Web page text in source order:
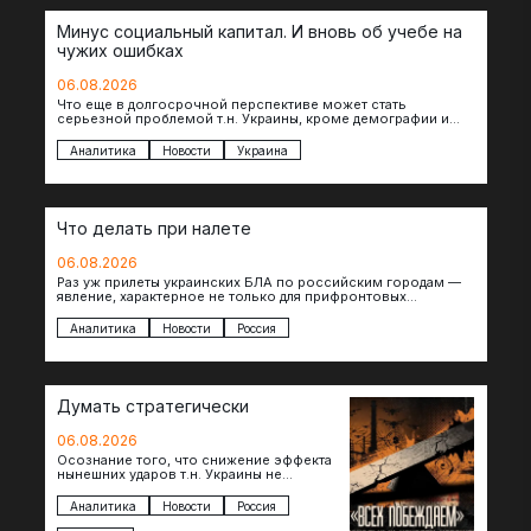
Минус социальный капитал. И вновь об учебе на
чужих ошибках
06.08.2026
Что еще в долгосрочной перспективе может стать
серьезной проблемой т.н. Украины, кроме демографии и
которых будет…
Аналитика Новости Украина
Что делать при налете
06.08.2026
Раз уж прилеты украинских БЛА по российским городам —
явление, характерное не только для прифронтовых
Аналитика Новости Россия
Думать стратегически
06.08.2026
Осознание того, что снижение эффекта
нынешних ударов т.н. Украины не
возможностей — повод задаться
вопросом: что делать…
Аналитика Новости Россия